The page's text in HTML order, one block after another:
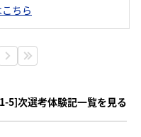
ちら
5]次選考体験記一覧を見る